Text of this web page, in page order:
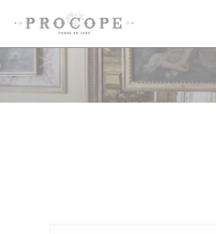
Панель управления cookies